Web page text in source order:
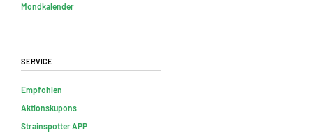
Mondkalender
Service
Empfohlen
Aktionskupons
Strainspotter APP